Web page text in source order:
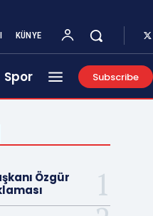
KÜNYE
Spor Subscribe
Özgür